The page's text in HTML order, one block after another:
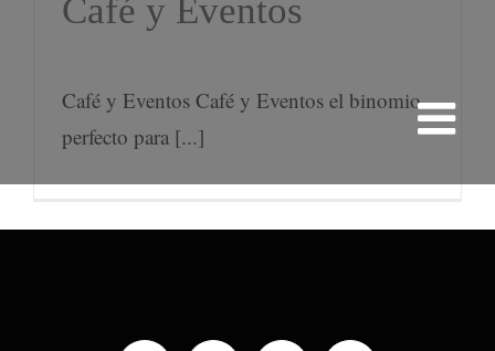
Café y Eventos
Café y Eventos Café y Eventos el binomio
perfecto para [...]